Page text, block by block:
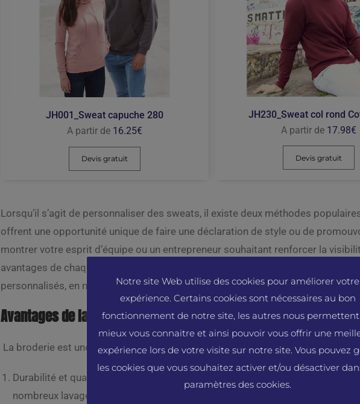
JH001_Sweat capuche 280
A partir de 16.25€
Devis gratuit
JH230_Sweat col rond
A partir de 17.98€
Devis gratuit
Lorsqu’il s’agit de personnaliser des sweats, il existe deux méthodes
offrent une opportunité unique de faire une déclaration de style ou de
montrer votre esprit d’équipe ou un entrepreneur souhaitant renforcer la
avantages de chaque méthode. Dans cet article, nous explorerons les
personnalisés, en mettant en évidence leurs avantages respectifs.
Avantages de la broderie sur les sweats personnalisés
La broderie est une méthode classique et élégante pour personnaliser les
Durabilité et qualité supérieures : La broderie offre une durabilité
nombreux lavages sans se dégrader. Cela garantit que votre logo ou votre
Notre site Web utilise des cookies pour améliorer votre
expérience. Certains cookies sont nécessaires au bon
fonctionnement de notre site, les autres nous
mieux vous connaitre et ainsi pouvoir vous offrir une
expérience lors de votre visite sur notre site. Vous pouvez
les cookies que vous souhaitez activer et/ou désactiver
paramètres des cookies.